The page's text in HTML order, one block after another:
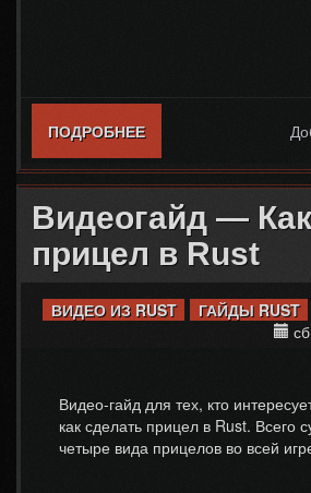
ПОДРОБНЕЕО ВИДЕОГАЙД —
СТРОИМ ДОМ НА
СЕРВЕРЕ
Видеогайд —
прицел в Rust
ВИДЕО ИЗ RUST
ГАЙДЫ RUST
Видео-гайд для тех, кто
как сделать прицел в Rust. Всего
четыре вида прицелов во всей